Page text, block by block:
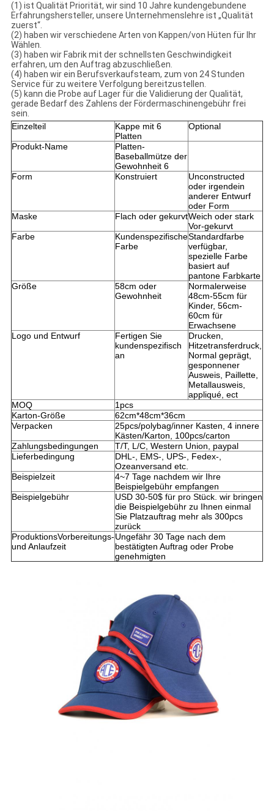
(1) ist Qualität Priorität, wir sind 10 Jahre kundengebundene
Erfahrungshersteller, unsere Unternehmenslehre ist „Qualität
zuerst“.
(2) haben wir verschiedene Arten von Kappen/von Hüten für Ihr
Wählen.
(3) haben wir Fabrik mit der schnellsten Geschwindigkeit
erfahren, um den Auftrag abzuschließen.
(4) haben wir ein Berufsverkaufsteam, zum von 24 Stunden
Service für zu weitere Verfolgung bereitzustellen.
(5) kann die Probe auf Lager für die Validierung der Qualität,
gerade Bedarf des Zahlens der Fördermaschinengebühr frei
sein.
Einzelteil
Kappe mit 6
Platten
Optional
Produkt-Name
Platten-
Baseballmütze der
Gewohnheit 6
Form
Konstruiert
Unconstructed
oder irgendein
anderer Entwurf
oder Form
Maske
Flach oder gekurvtWeich oder stark
Vor-gekurvt
Farbe
Kundenspezifische
Farbe
Standardfarbe
verfügbar,
spezielle Farbe
basiert auf
pantone Farbkarte
Größe
58cm oder
Gewohnheit
Normalerweise
48cm-55cm für
Kinder, 56cm-
60cm für
Erwachsene
Logo und Entwurf
Fertigen Sie
kundenspezifisch
an
Drucken,
Hitzetransferdruck,
Normal geprägt,
gesponnener
Ausweis, Paillette,
Metallausweis,
appliqué, ect
MOQ
1pcs
Karton-Größe
62cm*48cm*36cm
Verpacken
25pcs/polybag/inner Kasten, 4 innere
Kästen/Karton, 100pcs/carton
Zahlungsbedingungen
T/T, L/C, Western Union, paypal
Lieferbedingung
DHL-, EMS-, UPS-, Fedex-,
Ozeanversand etc.
Beispielzeit
4~7 Tage nachdem wir Ihre
Beispielgebühr empfangen
Beispielgebühr
USD 30-50$ für pro Stück. wir bringen
die Beispielgebühr zu Ihnen einmal
Sie Platzauftrag mehr als 300pcs
zurück
ProduktionsVorbereitungs-
und Anlaufzeit
Ungefähr 30 Tage nach dem
bestätigten Auftrag oder Probe
genehmigten